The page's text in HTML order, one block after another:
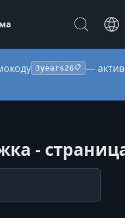
3years26📋 —
-